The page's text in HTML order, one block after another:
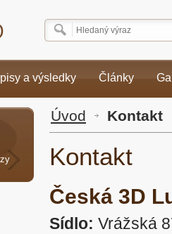
a výsledky Články
Úvod Kontakt
Kontakt
Česká 3D
Sídlo: Vrážská